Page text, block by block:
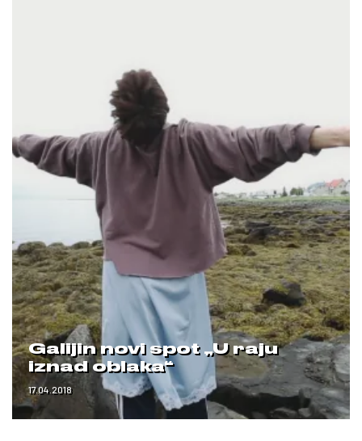
Galijin novi spot „U raju
iznad oblaka“
17.04.2018